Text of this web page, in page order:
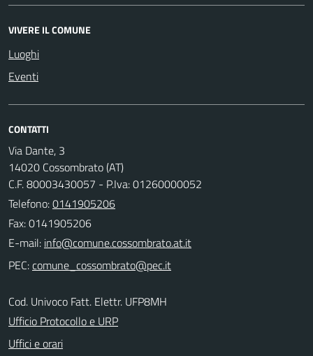
VIVERE IL COMUNE
Luoghi
Eventi
CONTATTI
Via Dante, 3
14020 Cossombrato (AT)
C.F. 80003430057 - P.Iva: 01260000052
Telefono:0141905206
Fax: 0141905206
E-mail:
PEC:
Cod. Univoco Fatt. Elettr. UFP8MH
Ufficio Protocollo e URP
Uffici e orari